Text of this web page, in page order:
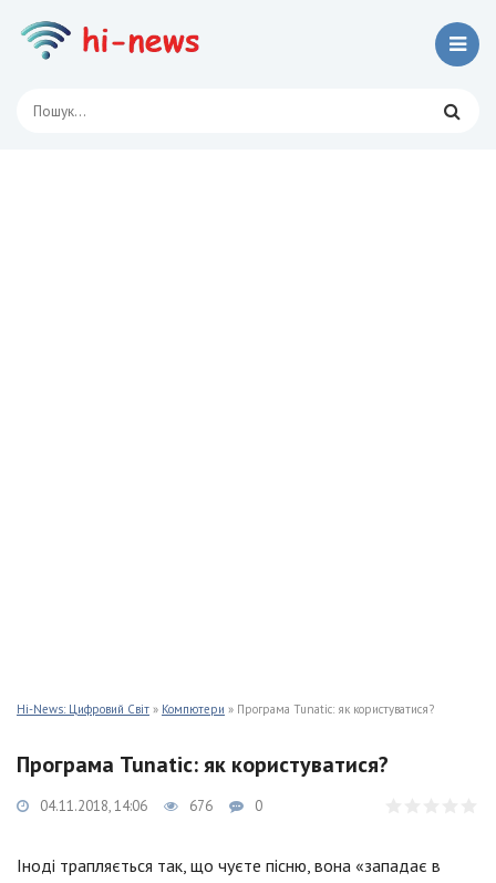
Hi-News: Цифровий Світ » Компютери » Програма Tunatic: як користуватися?
Програма Tunatic: як користуватися?
04.11.2018, 14:06 676 0
Іноді трапляється так, що чуєте пісню, вона «западає в